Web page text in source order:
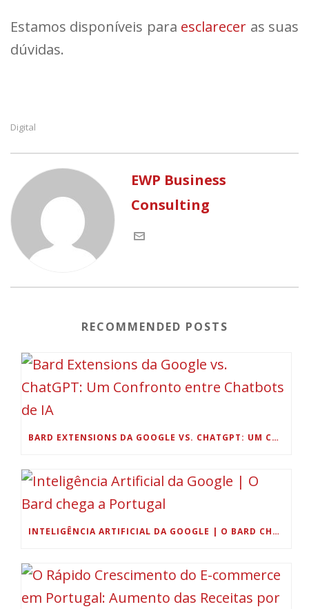
Estamos disponíveis para esclarecer as suas
dúvidas.
Digital
EWP Business
Consulting
RECOMMENDED POSTS
BARD EXTENSIONS DA GOOGLE VS. CHATGPT: UM CONFRONTO ENTRE CHATBOTS DE IA
INTELIGÊNCIA ARTIFICIAL DA GOOGLE | O BARD CHEGA A PORTUGAL